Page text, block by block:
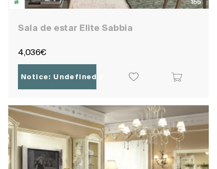
155
Sala de estar Elite Sabbia
4,036€
Notice: Undefined variable: